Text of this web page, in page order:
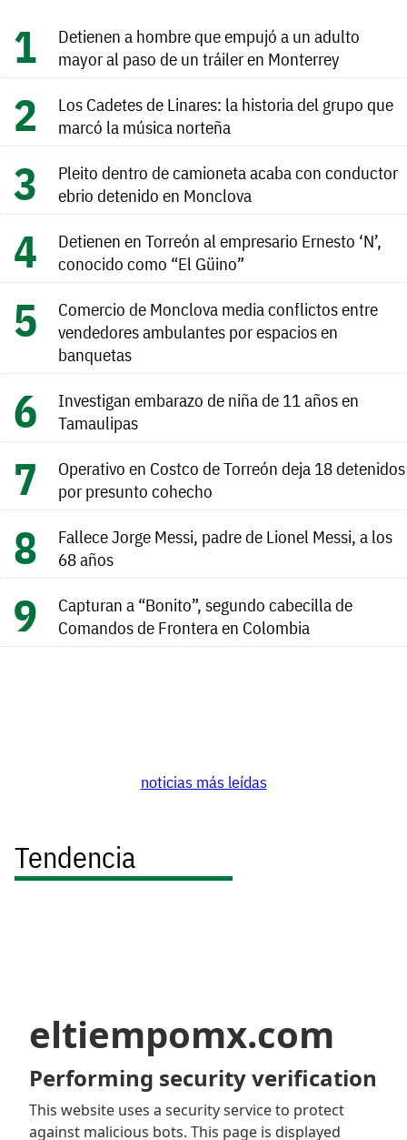
Detienen a hombre que empujó a un adulto
mayor al paso de un tráiler en Monterrey
Los Cadetes de Linares: la historia del grupo que
marcó la música norteña
Pleito dentro de camioneta acaba con conductor
ebrio detenido en Monclova
Detienen en Torreón al empresario Ernesto ‘N’,
conocido como “El Güino”
Comercio de Monclova media conflictos entre
vendedores ambulantes por espacios en
banquetas
Investigan embarazo de niña de 11 años en
Tamaulipas
Operativo en Costco de Torreón deja 18 detenidos
por presunto cohecho
Fallece Jorge Messi, padre de Lionel Messi, a los
68 años
Capturan a “Bonito”, segundo cabecilla de
Comandos de Frontera en Colombia
noticias más leídas
Tendencia